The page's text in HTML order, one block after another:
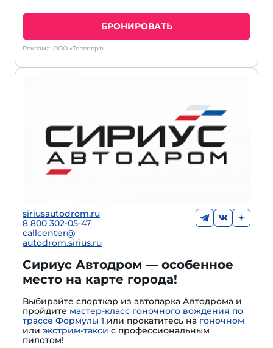
БРОНИРОВАТЬ
Реклама: ООО «Телепорт»
siriusautodrom.ru
8 800 302-05-47
callcenter@
autodrom.sirius.ru
Сириус Автодром — особенное
место на карте города!
Выбирайте спорткар из автопарка Автодрома и
пройдите мастер-класс гоночного вождения по
трассе Формулы 1 или прокатитесь на гоночном
или экстрим-такси с профессиональным
пилотом!